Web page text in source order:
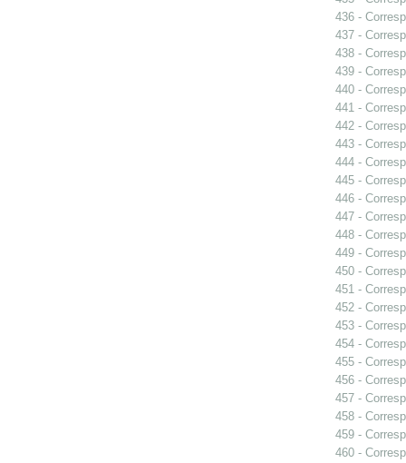
436 -
437 -
438 -
439 -
440 -
441 -
442 -
443 -
444 -
445 -
446 -
447 -
448 -
449 -
450 -
451 -
452 -
453 -
454 -
455 -
456 -
457 -
458 -
459 -
460 -